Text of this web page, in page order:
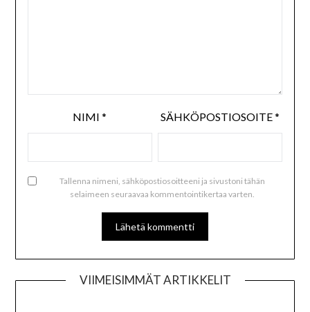
NIMI* SÄHKÖPOSTIOSOITE*
Tallenna nimeni, sähköpostiosoitteeni ja sivustoni tähän
selaimeen seuraavaa kommentointikertaa varten.
VIIMEISIMMÄT ARTIKKELIT